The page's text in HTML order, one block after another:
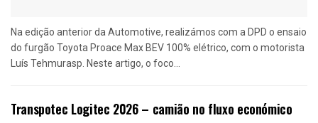
Na edição anterior da Automotive, realizámos com a DPD o ensaio
do furgão Toyota Proace Max BEV 100% elétrico, com o motorista
Luís Tehmurasp. Neste artigo, o foco...
Transpotec Logitec 2026 – camião no fluxo económico